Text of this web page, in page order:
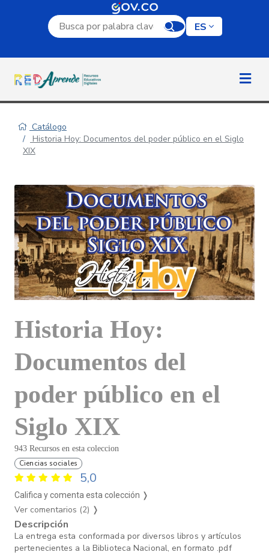
Campo de búsqueda por palabra clave
ES
Catálogo
Historia Hoy: Documentos del poder público en el Siglo
XIX
Historia Hoy:
Documentos del
poder público en el
Siglo XIX
943 Recursos en esta coleccion
Ciencias sociales
5,0
Califica y comenta esta colección ❭
Ver comentarios (2) ❭
Descripción
La entrega esta conformada por diversos libros y artículos
pertenecientes a la Biblioteca Nacional, en formato .pdf